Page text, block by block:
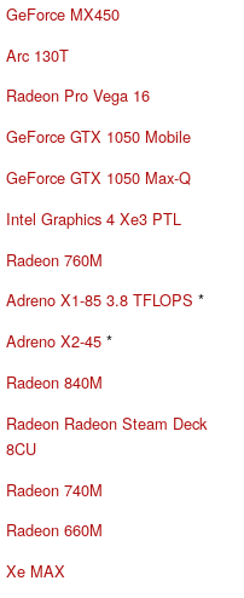
GeForce MX450
Arc 130T
Radeon Pro Vega 16
GeForce GTX 1050 Mobile
GeForce GTX 1050 Max-Q
Intel Graphics 4 Xe3 PTL
Radeon 760M
Adreno X1-85 3.8 TFLOPS *
Adreno X2-45 *
Radeon 840M
Radeon Radeon Steam Deck
8CU
Radeon 740M
Radeon 660M
Xe MAX